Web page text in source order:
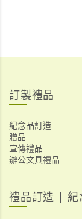
訂製禮品
紀念品訂造
贈品
宣傳禮品
辦公文具禮品
禮品訂造 | 紀